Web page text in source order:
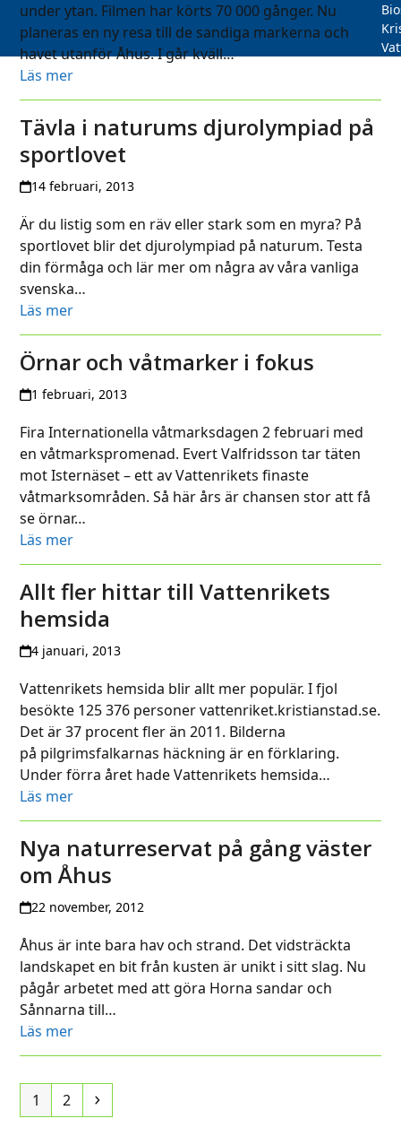
under ytan. Filmen har körts 70 000 gånger. Nu
planeras en ny resa till de sandiga markerna och
havet utanför Åhus. I går kväll…
Läs mer
Tävla i naturums djurolympiad på
sportlovet
14 februari, 2013
Är du listig som en räv eller stark som en myra? På
sportlovet blir det djurolympiad på naturum. Testa
din förmåga och lär mer om några av våra vanliga
svenska…
Läs mer
Örnar och våtmarker i fokus
1 februari, 2013
Fira Internationella våtmarksdagen 2 februari med
en våtmarkspromenad. Evert Valfridsson tar täten
mot Isternäset – ett av Vattenrikets finaste
våtmarksområden. Så här års är chansen stor att få
se örnar…
Läs mer
Allt fler hittar till Vattenrikets
hemsida
4 januari, 2013
Vattenrikets hemsida blir allt mer populär. I fjol
besökte 125 376 personer vattenriket.kristianstad.se.
Det är 37 procent fler än 2011. Bilderna
på pilgrimsfalkarnas häckning är en förklaring.
Under förra året hade Vattenrikets hemsida…
Läs mer
Nya naturreservat på gång väster
om Åhus
22 november, 2012
Åhus är inte bara hav och strand. Det vidsträckta
landskapet en bit från kusten är unikt i sitt slag. Nu
pågår arbetet med att göra Horna sandar och
Sånnarna till…
Läs mer
Page
1 Page
2 Next